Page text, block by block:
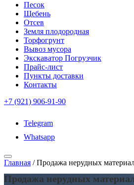
Песок
Щебень
Отсев
Земля плодородная
Торфогрунт
Вывоз мусора
Экскаватор Погрузчик
Прайс-лист
Пункты доставки
Контакты
+7 (921) 906-91-90
Telegram
Whatsapp
Главная /Продажа нерудных
Продажа нерудных